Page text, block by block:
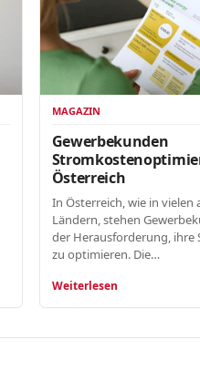
MAGAZIN
Gewerbekunden
Österreich
In Österreich, wie in vielen
Ländern, stehen
der Herausforderung, ihre
zu optimieren. Die…
Weiterlesen